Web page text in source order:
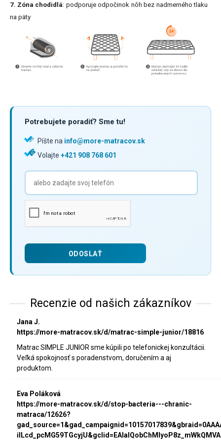
7. Zóna chodidlá: podporuje odpočinok nôh bez nadmerného tlaku
na päty
Potrebujete poradiť? Sme tu!
Píšte na info@more-matracov.sk
Volajte +421 908 768 601
Recenzie od našich zákazníkov
Jana J.
https://more-matracov.sk/d/matrac-simple-junior/18816
Matrac SIMPLE JUNIOR sme kúpili po telefonickej konzultácii.
Veľká spokojnosť s poradenstvom, doručením a aj
produktom.
Eva Poláková
https://more-matracov.sk/d/stop-bacteria---chranic-
matraca/12626?